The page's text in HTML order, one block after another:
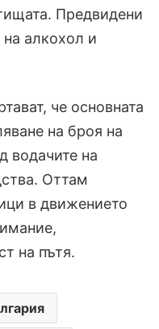
Предвидени
на алкохол и
че основната
на броя на
водачите на
Оттам
в движението
на пътя.